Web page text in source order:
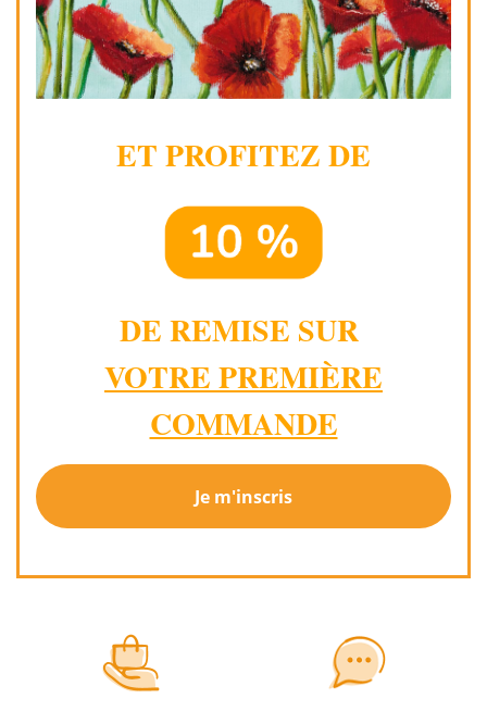
ET PROFITEZ DE
DE REMISE SUR
VOTRE PREMIÈRE
COMMANDE
Je m'inscris